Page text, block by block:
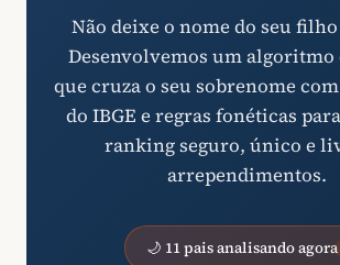
Não deixe o nome do seu filho
Desenvolvemos um
que cruza o seu sobrenome
do IBGE e regras fonéticas
ranking seguro, único e
arrependimentos.
🌙 11 pais analisando agora